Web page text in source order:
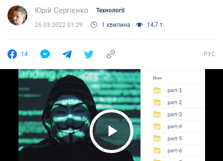
Юрій Сергієнко Технології
26.03.2022 01:29 1 хвилина 14,7 т.
14 РУС
Play Video